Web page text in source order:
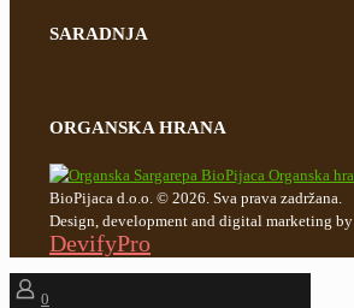
SARADNJA
ORGANSKA HRANA
BioPijaca d.o.o. © 2026. Sva prava zadržana.
Design, development and digital marketing by
DevifyPro
0